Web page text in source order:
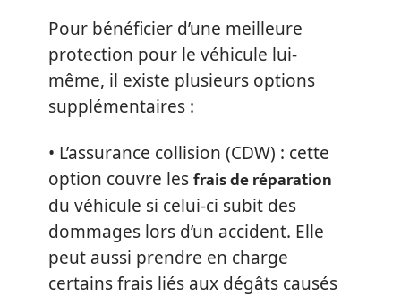
Pour bénéficier d’une meilleure
protection pour le véhicule lui-
même, il existe plusieurs options
supplémentaires :
• L’assurance collision (CDW) : cette
option couvre lesfrais de réparation
du véhicule si celui-ci subit des
dommages lors d’un accident. Elle
peut aussi prendre en charge
certains frais liés aux dégâts causés